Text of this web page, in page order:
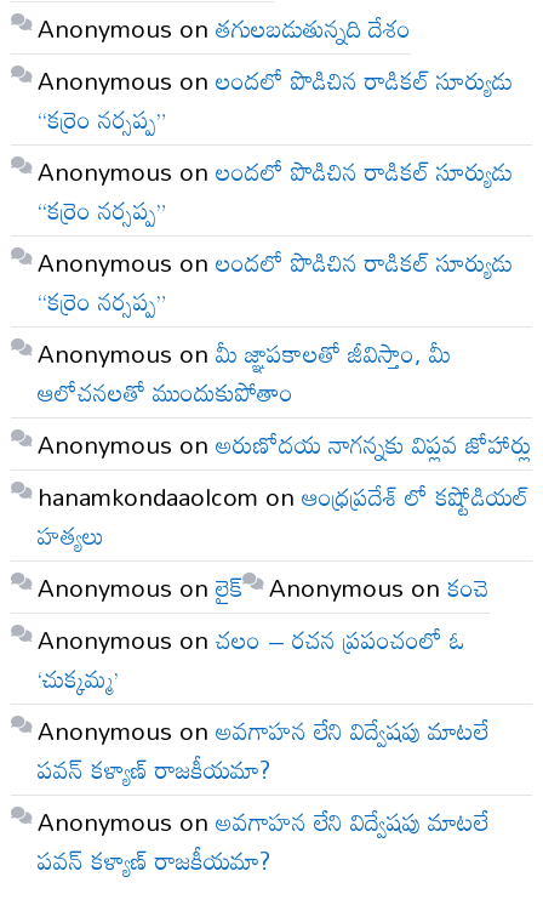
Anonymous onతగులబడుతున్నది దేశం
Anonymous onలందలో పొడిచిన రాడికల్ సూర్యుడు
“కర్రెం నర్సప్ప”
Anonymous onలందలో పొడిచిన రాడికల్ సూర్యుడు
“కర్రెం నర్సప్ప”
Anonymous onలందలో పొడిచిన రాడికల్ సూర్యుడు
“కర్రెం నర్సప్ప”
Anonymous onమీ జ్ఞాపకాలతో జీవిస్తాం, మీ
ఆలోచనలతో ముందుకుపోతాం
Anonymous onఅరుణోదయ నాగన్నకు విప్లవ జోహార్లు
hanamkondaaolcom onఆంధ్రప్రదేశ్ లో కష్టోడియల్
హత్యలు
Anonymous onలైక్ Anonymous onకంచె
Anonymous onచలం – రచన ప్రపంచంలో ఓ
‘చుక్కమ్మ’
Anonymous onఅవగాహన లేని విద్వేషపు మాటలే
పవన్ కళ్యాణ్ రాజకీయమా?
Anonymous onఅవగాహన లేని విద్వేషపు మాటలే
పవన్ కళ్యాణ్ రాజకీయమా?